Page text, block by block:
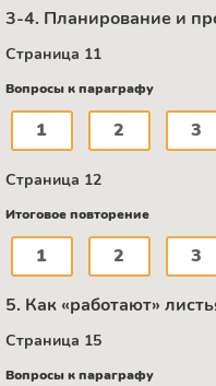
3-4. Планирование и
Страница 11
Вопросы к параграфу
1 2 3
Страница 12
Итоговое повторение
1 2 3
5. Как «работают»
Страница 15
Вопросы к параграфу